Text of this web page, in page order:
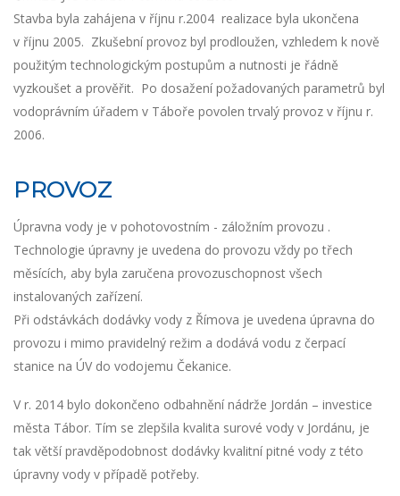
Stavba byla zahájena v říjnu r.2004 realizace byla ukončena
v říjnu 2005. Zkušební provoz byl prodloužen, vzhledem k nově
použitým technologickým postupům a nutnosti je řádně
vyzkoušet a prověřit. Po dosažení požadovaných parametrů byl
vodoprávním úřadem v Táboře povolen trvalý provoz v říjnu r.
2006.
PROVOZ
Úpravna vody je v pohotovostním - záložním provozu .
Technologie úpravny je uvedena do provozu vždy po třech
měsících, aby byla zaručena provozuschopnost všech
instalovaných zařízení.
Při odstávkách dodávky vody z Římova je uvedena úpravna do
provozu i mimo pravidelný režim a dodává vodu z čerpací
stanice na ÚV do vodojemu Čekanice.
V r. 2014 bylo dokončeno odbahnění nádrže Jordán – investice
města Tábor. Tím se zlepšila kvalita surové vody v Jordánu, je
tak větší pravděpodobnost dodávky kvalitní pitné vody z této
úpravny vody v případě potřeby.